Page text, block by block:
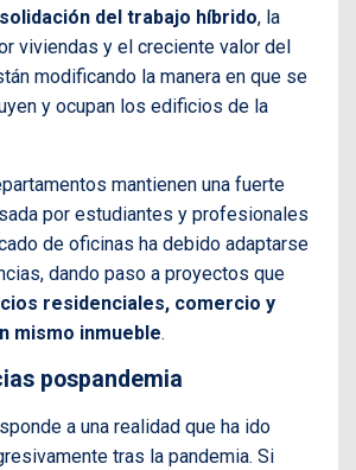
del trabajo híbrido, la
viviendas y el creciente valor del
modificando la manera en que se
y ocupan los edificios de la
mantienen una fuerte
por estudiantes y profesionales
de oficinas ha debido adaptarse
dando paso a proyectos que
residenciales, comercio y
mismo inmueble.
pospandemia
a una realidad que ha ido
tras la pandemia. Si